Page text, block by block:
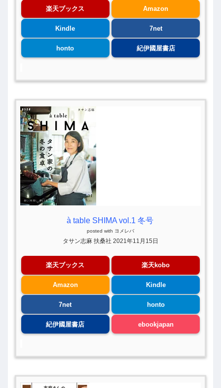
楽天ブックス Amazon
Kindle 7net
honto 紀伊國屋書店
à table SHIMA vol.1 冬号
posted with ヨメレバ
タサン志麻 扶桑社 2021年11月15日
楽天ブックス 楽天kobo
Amazon Kindle
7net honto
紀伊國屋書店 ebookjapan